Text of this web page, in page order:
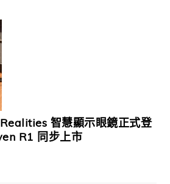
智慧顯示眼鏡正式登
R1 同步上市